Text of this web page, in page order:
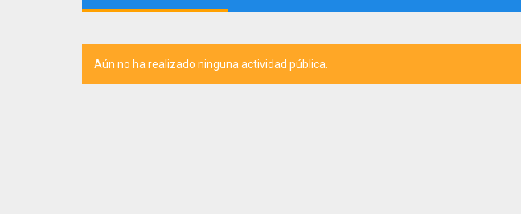
Aún no ha realizado ninguna actividad pública.